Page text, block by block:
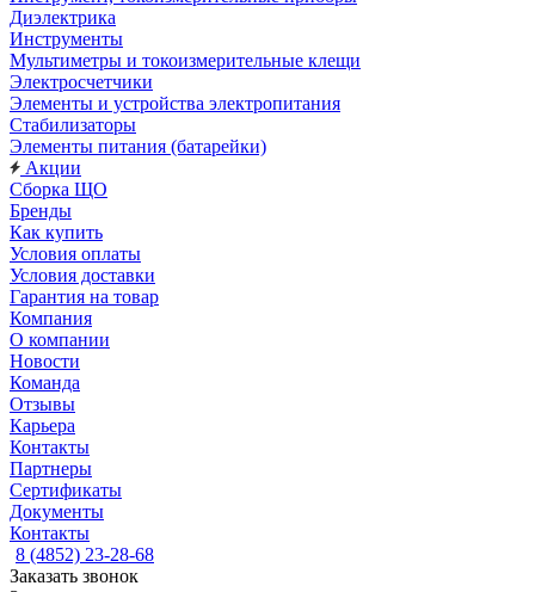
Диэлектрика
Инструменты
Мультиметры и токоизмерительные клещи
Электросчетчики
Элементы и устройства электропитания
Стабилизаторы
Элементы питания (батарейки)
Акции
Сборка ЩО
Бренды
Как купить
Условия оплаты
Условия доставки
Гарантия на товар
Компания
О компании
Новости
Команда
Отзывы
Карьера
Контакты
Партнеры
Сертификаты
Документы
Контакты
8 (4852) 23-28-68
Заказать звонок